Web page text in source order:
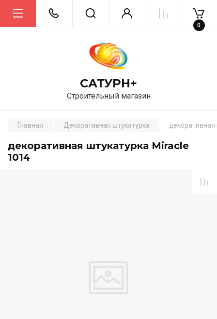
САТУРН+
Строительный магазин
0
Главная Декоративная штукатурка декоративная
декоративная штукатурка Miracle
1014